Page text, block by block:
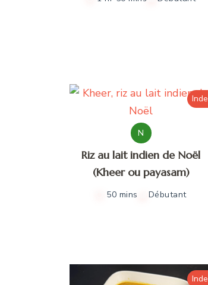
Inde
N
Riz au lait indien de Noël
(Kheer ou payasam)
50 mins Débutant
Inde